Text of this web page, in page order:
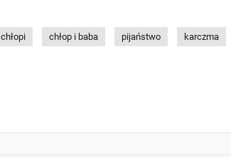
chłopi chłop i baba pijaństwo karczma